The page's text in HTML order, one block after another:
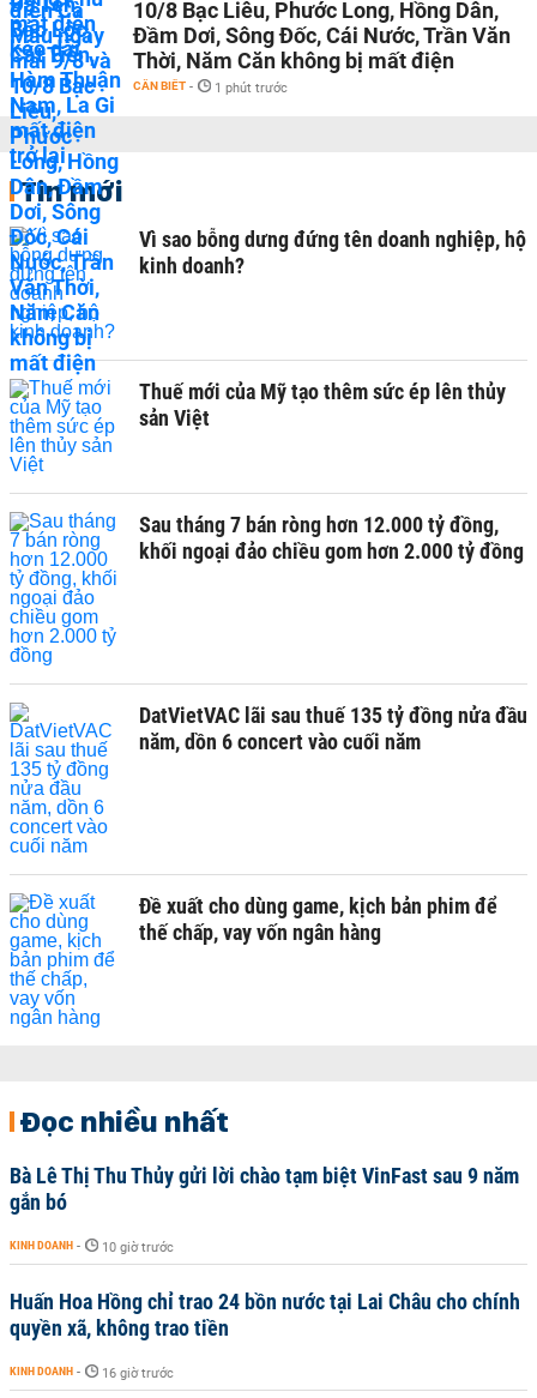
10/8 Bạc Liêu, Phước Long, Hồng Dân,
Đầm Dơi, Sông Đốc, Cái Nước, Trần Văn
Thời, Năm Căn không bị mất điện
CẦN BIẾT - 1 phút trước
Tin mới
Vì sao bỗng dưng đứng tên doanh nghiệp, hộ
kinh doanh?
Thuế mới của Mỹ tạo thêm sức ép lên thủy
sản Việt
Sau tháng 7 bán ròng hơn 12.000 tỷ đồng,
khối ngoại đảo chiều gom hơn 2.000 tỷ đồng
DatVietVAC lãi sau thuế 135 tỷ đồng nửa đầu
năm, dồn 6 concert vào cuối năm
Đề xuất cho dùng game, kịch bản phim để
thế chấp, vay vốn ngân hàng
Đọc nhiều nhất
Bà Lê Thị Thu Thủy gửi lời chào tạm biệt VinFast sau 9 năm
gắn bó
KINH DOANH - 10 giờ trước
Huấn Hoa Hồng chỉ trao 24 bồn nước tại Lai Châu cho chính
quyền xã, không trao tiền
KINH DOANH - 16 giờ trước